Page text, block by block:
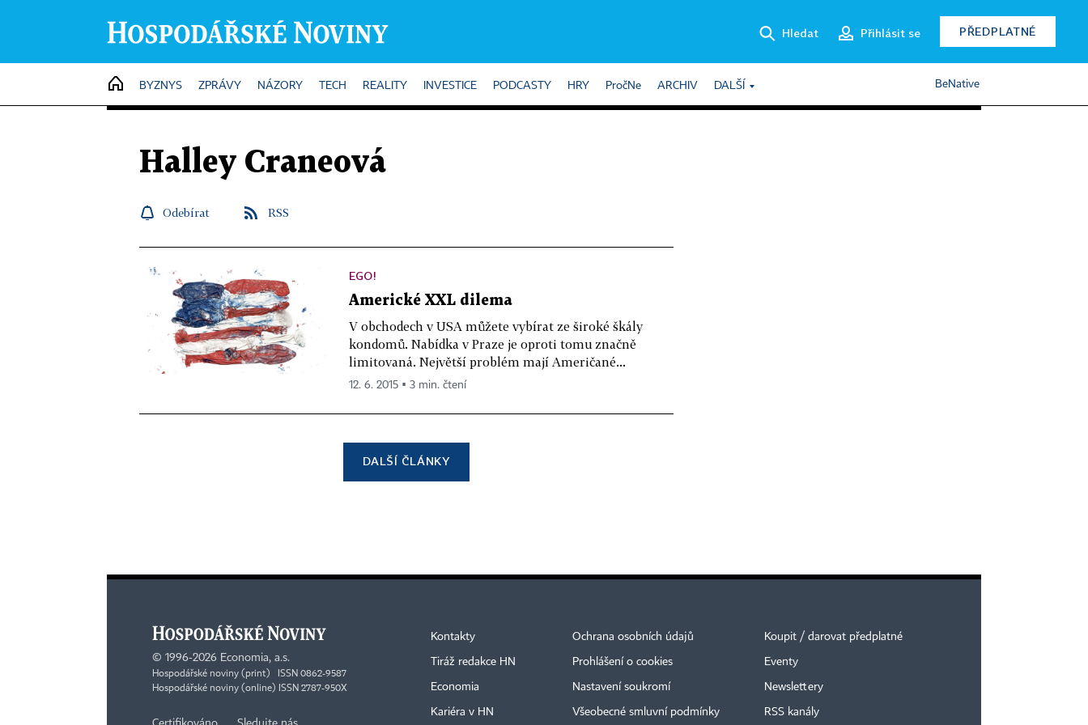
Hledat Přihlásit se PŘEDPLATNÉ
HOME
BYZNYS ZPRÁVY NÁZORY TECH REALITY INVESTICE PODCASTY HRY PročNe ARCHIV DALŠÍ BeNative
Halley Craneová
Odebírat RSS
EGO!
Americké XXL dilema
V obchodech v USA můžete vybírat ze široké škály
kondomů. Nabídka v Praze je oproti tomu značně
limitovaná. Největší problém mají Američané...
12. 6. 2015 ▪ 3 min. čtení
DALŠÍ ČLÁNKY
© 1996-2026 Economia, a.s.
Hospodářské noviny (print) ISSN 0862-9587
Hospodářské noviny (online) ISSN 2787-950X
Kontakty
Tiráž redakce HN
Economia
Kariéra v HN
Ochrana osobních údajů
Prohlášení o cookies
Nastavení soukromí
Všeobecné smluvní podmínky
Koupit / darovat předplatné
Eventy
Newslettery
RSS kanály